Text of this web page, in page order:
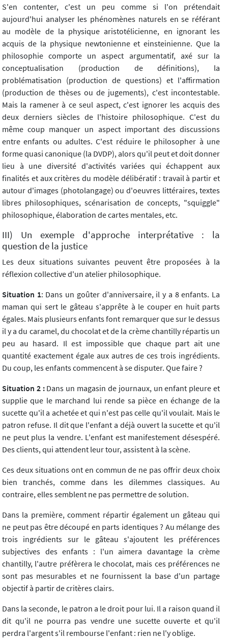
S'en contenter, c'est un peu comme si l'on prétendait
aujourd'hui analyser les phénomènes naturels en se référant
au modèle de la physique aristotélicienne, en ignorant les
acquis de la physique newtonienne et einsteinienne. Que la
philosophie comporte un aspect argumentatif, axé sur la
conceptualisation (production de définitions), la
problématisation (production de questions) et l'affirmation
(production de thèses ou de jugements), c'est incontestable.
Mais la ramener à ce seul aspect, c'est ignorer les acquis des
deux derniers siècles de l'histoire philosophique. C'est du
même coup manquer un aspect important des discussions
entre enfants ou adultes. C'est réduire le philosopher à une
forme quasi canonique (la DVDP), alors qu'il peut et doit donner
lieu à une diversité d'activités variées qui échappent aux
finalités et aux critères du modèle délibératif : travail à partir et
autour d'images (photolangage) ou d'oeuvres littéraires, textes
libres philosophiques, scénarisation de concepts, "squiggle"
philosophique, élaboration de cartes mentales, etc.
III) Un exemple d'approche interprétative : la
question de la justice
Les deux situations suivantes peuvent être proposées à la
réflexion collective d'un atelier philosophique.
Situation 1: Dans un goûter d'anniversaire, il y a 8 enfants. La
maman qui sert le gâteau s'apprête à le couper en huit parts
égales. Mais plusieurs enfants font remarquer que sur le dessus
il y a du caramel, du chocolat et de la crème chantilly répartis un
peu au hasard. Il est impossible que chaque part ait une
quantité exactement égale aux autres de ces trois ingrédients.
Du coup, les enfants commencent à se disputer. Que faire ?
Situation 2 : Dans un magasin de journaux, un enfant pleure et
supplie que le marchand lui rende sa pièce en échange de la
sucette qu'il a achetée et qui n'est pas celle qu'il voulait. Mais le
patron refuse. Il dit que l'enfant a déjà ouvert la sucette et qu'il
ne peut plus la vendre. L'enfant est manifestement désespéré.
Des clients, qui attendent leur tour, assistent à la scène.
Ces deux situations ont en commun de ne pas offrir deux choix
bien tranchés, comme dans les dilemmes classiques. Au
contraire, elles semblent ne pas permettre de solution.
Dans la première, comment répartir également un gâteau qui
ne peut pas être découpé en parts identiques ? Au mélange des
trois ingrédients sur le gâteau s'ajoutent les préférences
subjectives des enfants : l'un aimera davantage la crème
chantilly, l'autre préfèrera le chocolat, mais ces préférences ne
sont pas mesurables et ne fournissent la base d'un partage
objectif à partir de critères clairs.
Dans la seconde, le patron a le droit pour lui. Il a raison quand il
dit qu'il ne pourra pas vendre une sucette ouverte et qu'il
perdra l'argent s'il rembourse l'enfant : rien ne l'y oblige.